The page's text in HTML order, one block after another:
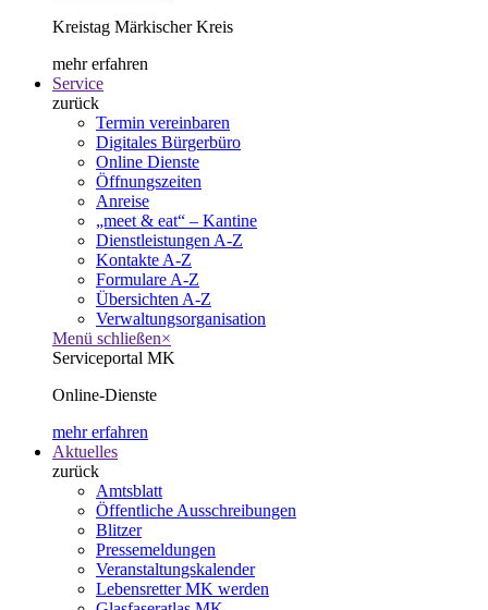
Kreistag Märkischer Kreis
mehr erfahren
Service
zurück
Termin vereinbaren
Digitales Bürgerbüro
Online Dienste
Öffnungszeiten
Anreise
„meet & eat“ – Kantine
Dienstleistungen A-Z
Kontakte A-Z
Formulare A-Z
Übersichten A-Z
Verwaltungsorganisation
Menü schließen×
Serviceportal MK
Online-Dienste
mehr erfahren
Aktuelles
zurück
Amtsblatt
Öffentliche Ausschreibungen
Blitzer
Pressemeldungen
Veranstaltungskalender
Lebensretter MK werden